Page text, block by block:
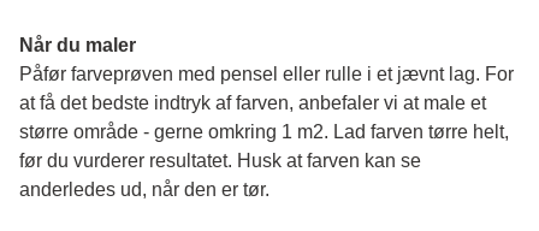
Når du maler
Påfør farveprøven med pensel eller rulle i et jævnt lag. For
at få det bedste indtryk af farven, anbefaler vi at male et
større område - gerne omkring 1 m2. Lad farven tørre helt,
før du vurderer resultatet. Husk at farven kan se
anderledes ud, når den er tør.